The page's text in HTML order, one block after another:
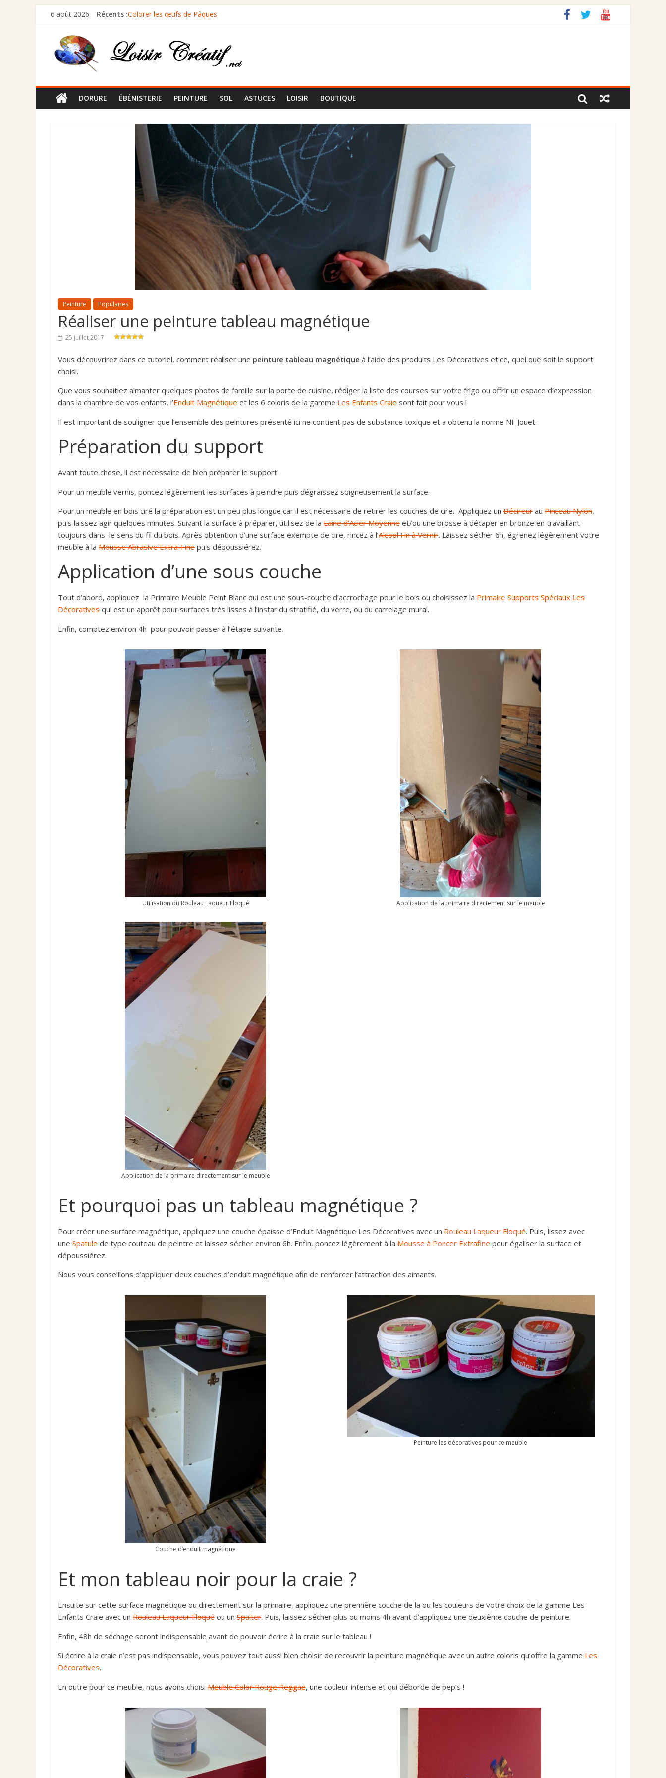
6 août 2026 Récents :Colorer les œufs de Pâques
Comment rénover un marbre terni
Comment céruser un meuble
DORURE ÉBÉNISTERIE PEINTURE SOL ASTUCES LOISIR BOUTIQUE
Peinture Populaires
Réaliser une peinture tableau magnétique
25 juillet 2017
Vous découvrirez dans ce tutoriel, comment réaliser une peinture tableau magnétique à l’aide des produits Les Décoratives et ce, quel que soit le support
choisi.
Que vous souhaitiez aimanter quelques photos de famille sur la porte de cuisine, rédiger la liste des courses sur votre frigo ou offrir un espace d’expression
dans la chambre de vos enfants, l’Enduit Magnétique et les 6 coloris de la gamme Les Enfants Craie sont fait pour vous !
Il est important de souligner que l’ensemble des peintures présenté ici ne contient pas de substance toxique et a obtenu la norme NF Jouet.
Préparation du support
Avant toute chose, il est nécessaire de bien préparer le support.
Pour un meuble vernis, poncez légèrement les surfaces à peindre puis dégraissez soigneusement la surface.
Pour un meuble en bois ciré la préparation est un peu plus longue car il est nécessaire de retirer les couches de cire. Appliquez un Décireur au PinceauNylon,
puis laissez agir quelques minutes. Suivant la surface à préparer, utilisez de la Laine d’Acier Moyenne et/ou une brosse à décaper en bronze en travaillant
toujours dans le sens du fil du bois. Après obtention d’une surface exempte de cire, rincez à l’Alcool Fin à Vernir. Laissez sécher 6h, égrenez légèrement votre
meuble à la Mousse Abrasive Extra-Fine puis dépoussiérez.
Application d’une sous couche
Tout d’abord, appliquez la Primaire Meuble Peint Blanc qui est une sous-couche d’accrochage pour le bois ou choisissez la Primaire Supports Spéciaux Les
Décoratives qui est un apprêt pour surfaces très lisses à l’instar du stratifié, du verre, ou du carrelage mural.
Enfin, comptez environ 4h pour pouvoir passer à l’étape suivante.
Utilisation du Rouleau Laqueur Floqué Application de la primaire directement sur le meuble
Application de la primaire directement sur le meuble
Et pourquoi pas un tableau magnétique ?
Pour créer une surface magnétique, appliquez une couche épaisse d’Enduit Magnétique Les Décoratives avec un Rouleau Laqueur Floqué. Puis, lissez avec
une Spatule de type couteau de peintre et laissez sécher environ 6h. Enfin, poncez légèrement à la Mousse à Poncer Extrafine pour égaliser la surface et
dépoussiérez.
Nous vous conseillons d’appliquer deux couches d’enduit magnétique afin de renforcer l’attraction des aimants.
Couche d’enduit magnétique
Peinture les décoratives pour ce meuble
Et mon tableau noir pour la craie ?
Ensuite sur cette surface magnétique ou directement sur la primaire, appliquez une première couche de la ou les couleurs de votre choix de la gamme Les
Enfants Craie avec un Rouleau Laqueur Floqué ou un Spalter. Puis, laissez sécher plus ou moins 4h avant d’appliquez une deuxième couche de peinture.
Enfin, 48h de séchage seront indispensable avant de pouvoir écrire à la craie sur le tableau !
Si écrire à la craie n’est pas indispensable, vous pouvez tout aussi bien choisir de recouvrir la peinture magnétique avec un autre coloris qu’offre la gamme Les
Décoratives.
En outre pour ce meuble, nous avons choisi Meuble Color Rouge Reggae, une couleur intense et qui déborde de pep’s !